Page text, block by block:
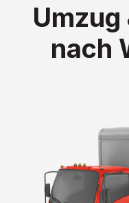
nach